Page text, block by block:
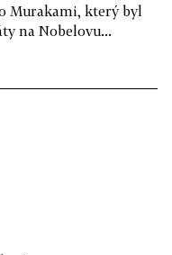
Murakami, který byl
na Nobelovu...